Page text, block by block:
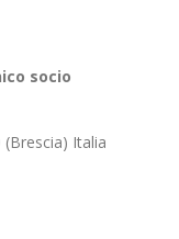
socio
(Brescia) Italia